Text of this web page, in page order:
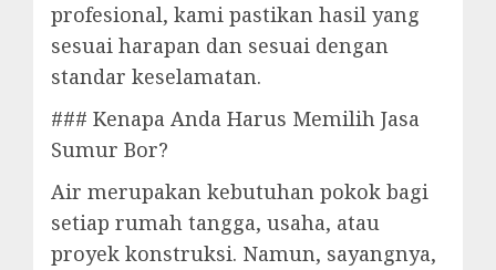
profesional, kami pastikan hasil yang
sesuai harapan dan sesuai dengan
standar keselamatan.
### Kenapa Anda Harus Memilih Jasa
Sumur Bor?
Air merupakan kebutuhan pokok bagi
setiap rumah tangga, usaha, atau
proyek konstruksi. Namun, sayangnya,